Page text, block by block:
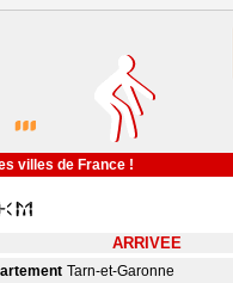
villes de France !
ARRIVEE
Tarn-et-Garonne